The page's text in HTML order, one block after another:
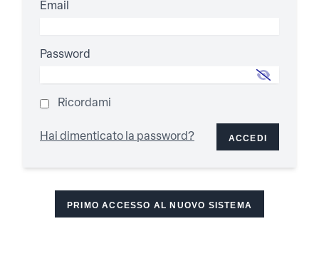
Email
Password
Ricordami
Hai dimenticato la password? ACCEDI
PRIMO ACCESSO AL NUOVO SISTEMA